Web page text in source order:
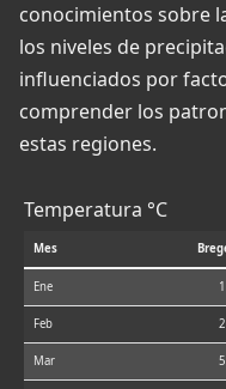
conocimientos sobre
los niveles de
influenciados por
comprender los
estas regiones.
Temperatura °C
Mes
Ene
Feb
Mar